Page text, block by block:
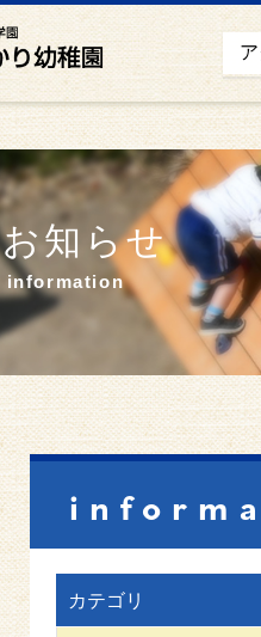
お知らせ
information
カテゴリ